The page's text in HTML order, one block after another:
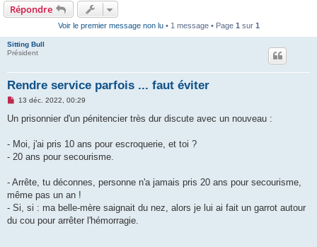
Répondre
Voir le premier message non lu• 1 message • Page 1 sur 1
Sitting Bull
Président
Rendre service parfois ... faut éviter
M
s
g
n
l
u
13 déc. 2022, 00:29
Un prisonnier d'un pénitencier très dur discute avec un nouveau :
- Moi, j'ai pris 10 ans pour escroquerie, et toi ?
- 20 ans pour secourisme.
- Arrête, tu déconnes, personne n'a jamais pris 20 ans pour secourisme,
même pas un an !
- Si, si : ma belle-mère saignait du nez, alors je lui ai fait un garrot autour
du cou pour arrêter l'hémorragie.